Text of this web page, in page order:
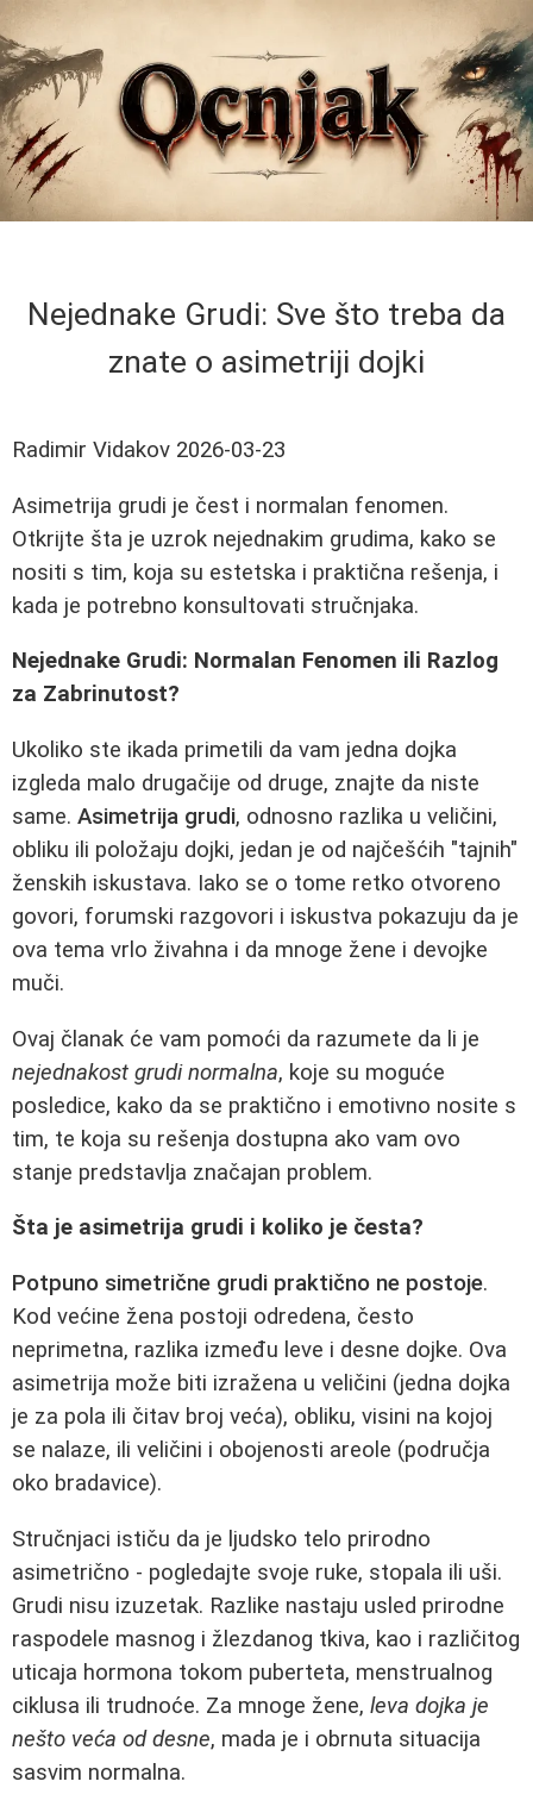
Nejednake Grudi: Sve što treba da
znate o asimetriji dojki
Radimir Vidakov 2026-03-23
Asimetrija grudi je čest i normalan fenomen.
Otkrijte šta je uzrok nejednakim grudima, kako se
nositi s tim, koja su estetska i praktična rešenja, i
kada je potrebno konsultovati stručnjaka.
Nejednake Grudi: Normalan Fenomen ili Razlog
za Zabrinutost?
Ukoliko ste ikada primetili da vam jedna dojka
izgleda malo drugačije od druge, znajte da niste
same. Asimetrija grudi, odnosno razlika u veličini,
obliku ili položaju dojki, jedan je od najčešćih "tajnih"
ženskih iskustava. Iako se o tome retko otvoreno
govori, forumski razgovori i iskustva pokazuju da je
ova tema vrlo živahna i da mnoge žene i devojke
muči.
Ovaj članak će vam pomoći da razumete da li je
nejednakost grudi normalna, koje su moguće
posledice, kako da se praktično i emotivno nosite s
tim, te koja su rešenja dostupna ako vam ovo
stanje predstavlja značajan problem.
Šta je asimetrija grudi i koliko je česta?
Potpuno simetrične grudi praktično ne postoje.
Kod većine žena postoji odredena, često
neprimetna, razlika između leve i desne dojke. Ova
asimetrija može biti izražena u veličini (jedna dojka
je za pola ili čitav broj veća), obliku, visini na kojoj
se nalaze, ili veličini i obojenosti areole (područja
oko bradavice).
Stručnjaci ističu da je ljudsko telo prirodno
asimetrično - pogledajte svoje ruke, stopala ili uši.
Grudi nisu izuzetak. Razlike nastaju usled prirodne
raspodele masnog i žlezdanog tkiva, kao i različitog
uticaja hormona tokom puberteta, menstrualnog
ciklusa ili trudnoće. Za mnoge žene, leva dojka je
nešto veća od desne, mada je i obrnuta situacija
sasvim normalna.